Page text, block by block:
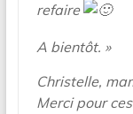
refaire
A bientôt. »
Christelle,
Merci pour